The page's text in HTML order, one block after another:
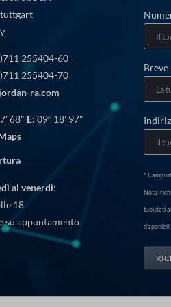
255404-60
255404-70
ra.com
68" E: 09º 18' 97"
al venerdì:
18
su appuntamento
Breve
* Campi
Nota:
tuoi dati